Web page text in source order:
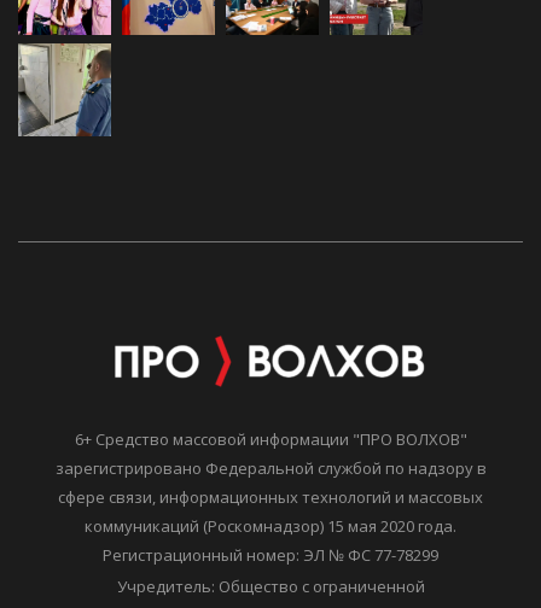
6+ Средство массовой информации "ПРО ВОЛХОВ"
зарегистрировано Федеральной службой по надзору в
сфере связи, информационных технологий и массовых
коммуникаций (Роскомнадзор) 15 мая 2020 года.